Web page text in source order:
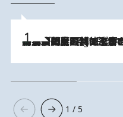
10 Hours Ago
「最後に見られてよかった」上野動物園の東園パンダ舎が解体前に特別公開。8月16日まで延長されたパネル展と共に辿る“半世紀”のパンダ飼育《解体工事の図面あり》
1 / 5